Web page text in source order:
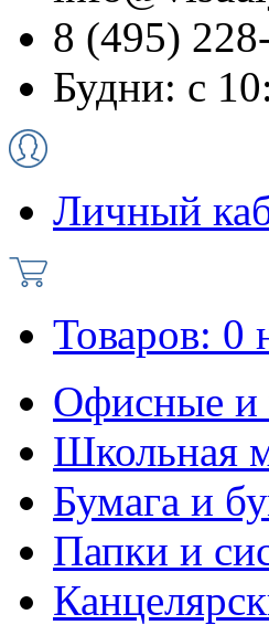
8 (495)
Будни: с
Личный
Товаров: 0
Офисные и
Школьная
Бумага и
Папки и